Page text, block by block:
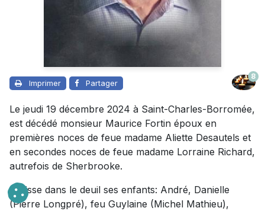
Imprimer Partager
8
Le jeudi 19 décembre 2024 à Saint-Charles-Borromée,
est décédé monsieur Maurice Fortin époux en
premières noces de feue madame Aliette Desautels et
en secondes noces de feue madame Lorraine Richard,
autrefois de Sherbrooke.
Il laisse dans le deuil ses enfants: André, Danielle
(Pierre Longpré), feu Guylaine (Michel Mathieu),